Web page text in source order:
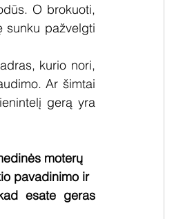
O brokuoti,
sunku pažvelgti
kurio nori,
Ar šimtai
gerą yra
moterų
pavadinimo ir
esate geras